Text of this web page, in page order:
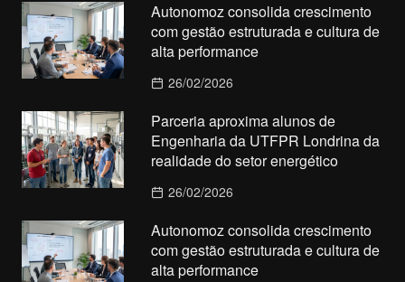
Autonomoz consolida crescimento
com gestão estruturada e cultura de
alta performance
26/02/2026
Parceria aproxima alunos de
Engenharia da UTFPR Londrina da
realidade do setor energético
26/02/2026
Autonomoz consolida crescimento
com gestão estruturada e cultura de
alta performance